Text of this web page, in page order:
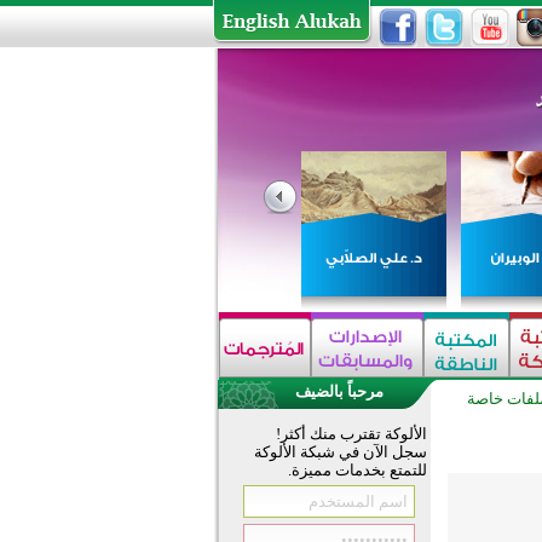
خاصة مرحباً بالضيف
الألوكة تقترب منك أكثر!
سجل الآن في شبكة الألوكة
للتمتع بخدمات مميزة.